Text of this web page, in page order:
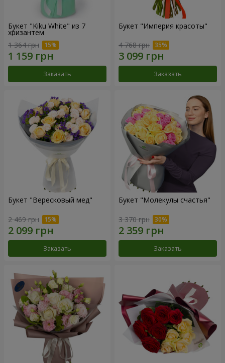
Букет "Kiku White" из 7
хризантем
1 364 грн
Заказать
Букет "Империя красоты"
4 768 грн
Заказать
Букет "Вересковый мед"
2 469 грн
Заказать
Букет "Молекулы счастья"
3 370 грн
Заказать